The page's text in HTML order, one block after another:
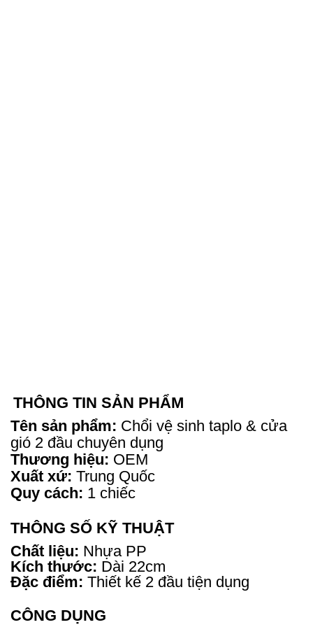
THÔNG TIN SẢN PHẨM
Tên sản phẩm: Chổi vệ sinh taplo & cửa
gió 2 đầu chuyên dụng
Thương hiệu: OEM
Xuất xứ: Trung Quốc
Quy cách: 1 chiếc
THÔNG SỐ KỸ THUẬT
Chất liệu: Nhựa PP
Kích thước: Dài 22cm
Đặc điểm: Thiết kế 2 đầu tiện dụng
CÔNG DỤNG